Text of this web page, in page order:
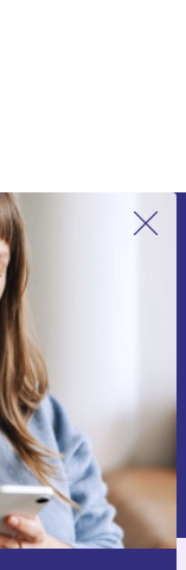
för
kr!
finns i vår